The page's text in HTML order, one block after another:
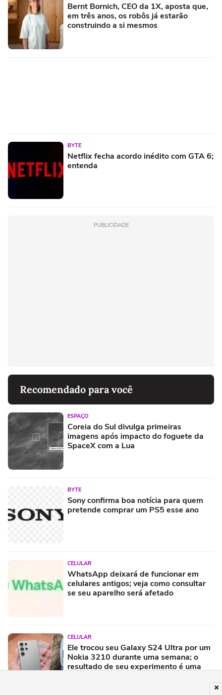
Bernt Bornich, CEO da 1X, aposta que,
em três anos, os robôs já estarão
construindo a si mesmos
BYTE
Netflix fecha acordo inédito com GTA 6;
entenda
PUBLICIDADE
Recomendado para você
ESPAÇO
Coreia do Sul divulga primeiras
imagens após impacto do foguete da
SpaceX com a Lua
BYTE
Sony confirma boa notícia para quem
pretende comprar um PS5 esse ano
CELULAR
WhatsApp deixará de funcionar em
celulares antigos; veja como consultar
se seu aparelho será afetado
CELULAR
Ele trocou seu Galaxy S24 Ultra por um
Nokia 3210 durante uma semana; o
resultado de seu experimento é uma